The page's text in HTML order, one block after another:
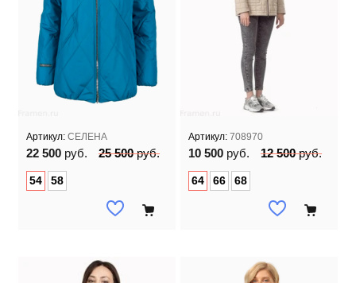
Артикул: СЕЛЕНА
22 500 руб. 25 500руб.
54 58
Артикул: 708970
10 500 руб. 12 500руб.
64 66 68